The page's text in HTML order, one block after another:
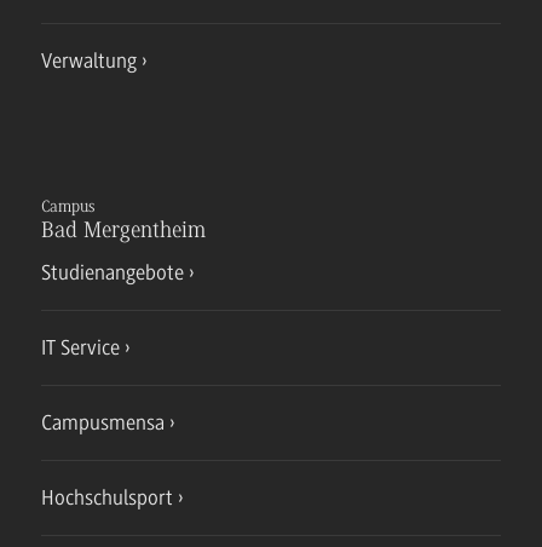
Verwaltung
Campus
Bad Mergentheim
Studienangebote
IT Service
Campusmensa
Hochschulsport